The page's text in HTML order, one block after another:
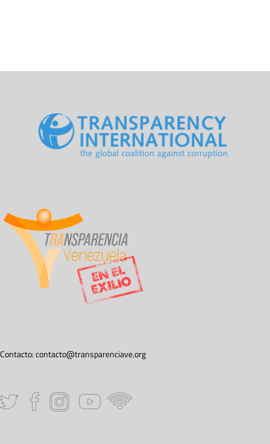
Contacto:contacto@transparenciave.org